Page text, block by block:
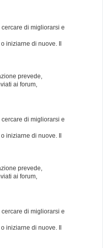
di migliorarsi e
iniziarne di nuove. Il
prevede,
ai forum,
di migliorarsi e
iniziarne di nuove. Il
prevede,
ai forum,
di migliorarsi e
iniziarne di nuove. Il